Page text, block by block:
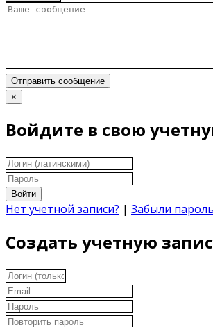
Отправить сообщение
×
Войдите в свою
Войти
Нет учетной записи? | Забыли пароль
Создать учетную